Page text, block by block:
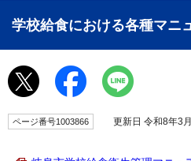
学校給食における各種マニ
ページ番号1003866 更新日 令和8年3